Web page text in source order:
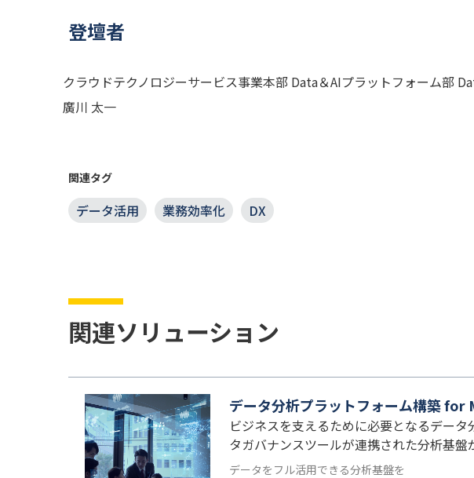
登壇者
クラウドテクノロジーサービス事業本部 Data＆AIプラットフォーム部
廣川 太一
関連タグ
データ活用 業務効率化 DX
関連ソリューション
データ分析プラットフォーム構築
ビジネスを支えるために必要となるデー
タガバナンスツールが連携された分析基盤
データをフル活用できる分析基盤を